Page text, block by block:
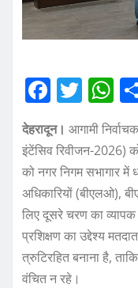
F
c
e
b
o
o
k
T
w
it
te
r
W
h
at
s
A
p
p
देहरादून। आगामी
इंटेंसिव रिवीजन-2026)
को नगर निगम सभागार में
अधिकारियों (बीएलओ),
लिए दूसरे चरण का व्यापक
प्रशिक्षण का उद्देश्य
त्रुटिरहित बनाना है,
वंचित न रहे।